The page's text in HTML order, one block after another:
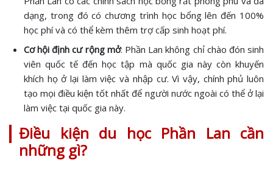
dạng, trong đó có chương trình học bổng lên đến 100%
học phí và có thể kèm thêm trợ cấp sinh hoạt phí.
Cơ hội định cư rộng mở: Phần Lan không chỉ chào đón sinh
viên quốc tế đến học tập mà quốc gia này còn khuyến
khích họ ở lại làm việc và nhập cư. Vì vậy, chính phủ luôn
tạo mọi điều kiện tốt nhất để người nước ngoài có thể ở lại
làm việc tại quốc gia này.
Điều kiện du học Phần Lan cần
những gì?